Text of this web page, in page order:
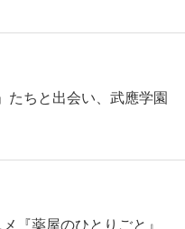
たちと出会い、武應学園
『薬屋のひとりごと』